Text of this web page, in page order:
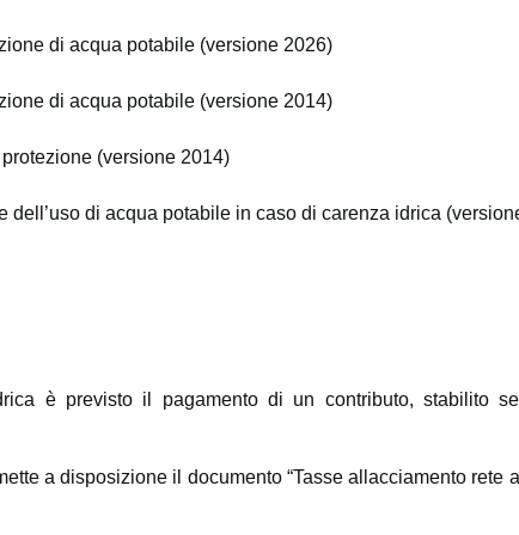
di acqua potabile (versione 2026)
di acqua potabile (versione 2014)
(versione 2014)
di acqua potabile in caso di carenza idrica
è previsto il pagamento di un contributo, stabilito
a disposizione il documento “Tasse allacciamento rete